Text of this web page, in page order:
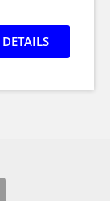
DETAILS